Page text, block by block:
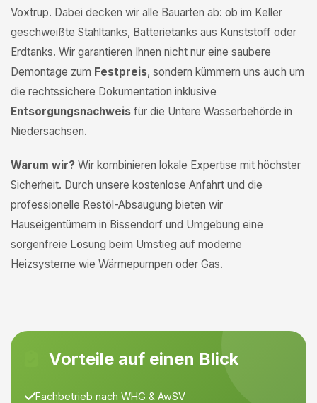
Voxtrup. Dabei decken wir alle Bauarten ab: ob im Keller
geschweißte Stahltanks, Batterietanks aus Kunststoff oder
Erdtanks. Wir garantieren Ihnen nicht nur eine saubere
Demontage zum Festpreis, sondern kümmern uns auch um
die rechtssichere Dokumentation inklusive
Entsorgungsnachweis für die Untere Wasserbehörde in
Niedersachsen.
Warum wir? Wir kombinieren lokale Expertise mit höchster
Sicherheit. Durch unsere kostenlose Anfahrt und die
professionelle Restöl-Absaugung bieten wir
Hauseigentümern in Bissendorf und Umgebung eine
sorgenfreie Lösung beim Umstieg auf moderne
Heizsysteme wie Wärmepumpen oder Gas.
Vorteile auf einen Blick
Fachbetrieb nach WHG & AwSV